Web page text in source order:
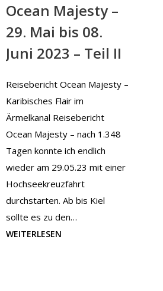
Ocean Majesty –
29. Mai bis 08.
Juni 2023 – Teil II
Reisebericht Ocean Majesty –
Karibisches Flair im
Ärmelkanal Reisebericht
Ocean Majesty – nach 1.348
Tagen konnte ich endlich
wieder am 29.05.23 mit einer
Hochseekreuzfahrt
durchstarten. Ab bis Kiel
sollte es zu den…
WEITERLESEN